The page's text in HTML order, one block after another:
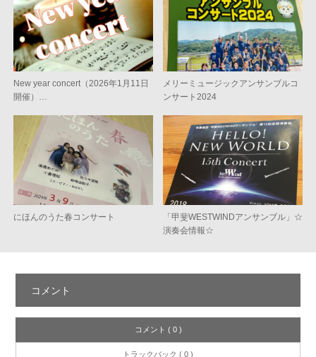
New year concert（2026年1月11日
開催）…
メリーミュージックアンサンブルコ
ンサート2024
にほんのうた春コンサート
「甲斐WESTWINDアンサンブル」☆
演奏会情報☆
コメント
コメント ( 0 )
トラックバック ( 0 )